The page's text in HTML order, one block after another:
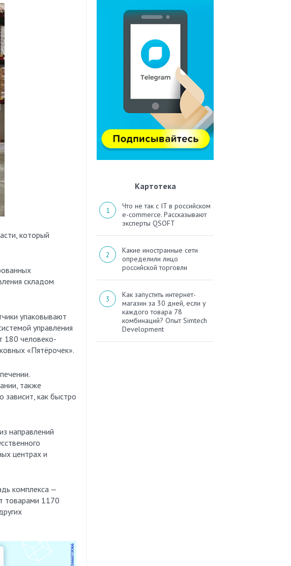
который
складом
упаковывают
управления
180 человеко-
«Пятёрочек».
также
зависит, как быстро
направлений
центрах и
комплекса —
товарами 1170
Картотека
Что не так с IT в российском
e-commerce. Рассказывают
эксперты QSOFT
Какие иностранные сети
определили лицо
российской торговли
Как запустить интернет-
магазин за 30 дней, если у
каждого товара 78
комбинаций? Опыт Simtech
Development